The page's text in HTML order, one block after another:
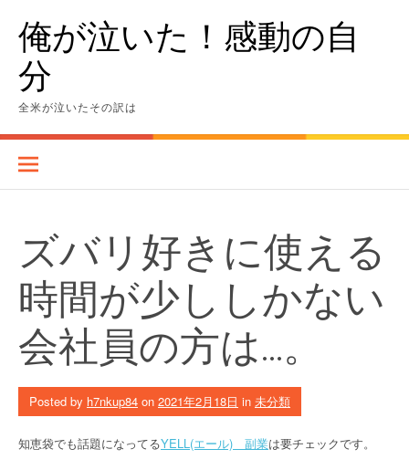
content俺が泣いた！感動の自
分
全米が泣いたその訳は
ズバリ好きに使える
時間が少ししかない
会社員の方は…。
Posted by h7nkup84 on 2021年2月18日 in 未分類
知恵袋でも話題になってるYELL(エール) 副業は要チェックです。